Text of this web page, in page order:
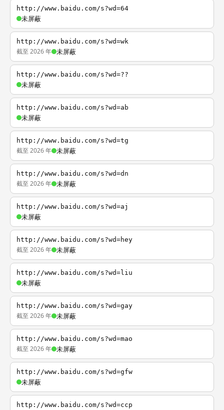
http://www.baidu.com/s?wd=64
未屏蔽
http://www.baidu.com/s?wd=wk
截至 2026 年 未屏蔽
http://www.baidu.com/s?wd=??
未屏蔽
http://www.baidu.com/s?wd=ab
未屏蔽
http://www.baidu.com/s?wd=tg
截至 2026 年 未屏蔽
http://www.baidu.com/s?wd=dn
截至 2026 年 未屏蔽
http://www.baidu.com/s?wd=aj
未屏蔽
http://www.baidu.com/s?wd=hey
截至 2026 年 未屏蔽
http://www.baidu.com/s?wd=liu
未屏蔽
http://www.baidu.com/s?wd=gay
截至 2026 年 未屏蔽
http://www.baidu.com/s?wd=mao
截至 2026 年 未屏蔽
http://www.baidu.com/s?wd=gfw
未屏蔽
http://www.baidu.com/s?wd=ccp